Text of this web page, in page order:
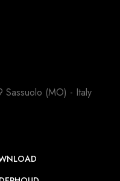
Sassuolo (MO) - Italy